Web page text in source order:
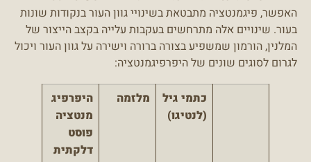
האפשר, פיגמנטציה מתבטאת בשינויי גוון העור בנקודות שונות
בעור. שינויים אלה מתרחשים בעקבות עלייה בקצב הייצור של
המלנין, הורמון שמשפיע בצורה ברורה וישירה על גוון העור ויכול
לגרום לסוגים שונים של היפרפיגמנטציה:
כתמי גיל
(לנטיגו)
מלזמה
היפרפיג
מנטציה
פוסט
דלקתית